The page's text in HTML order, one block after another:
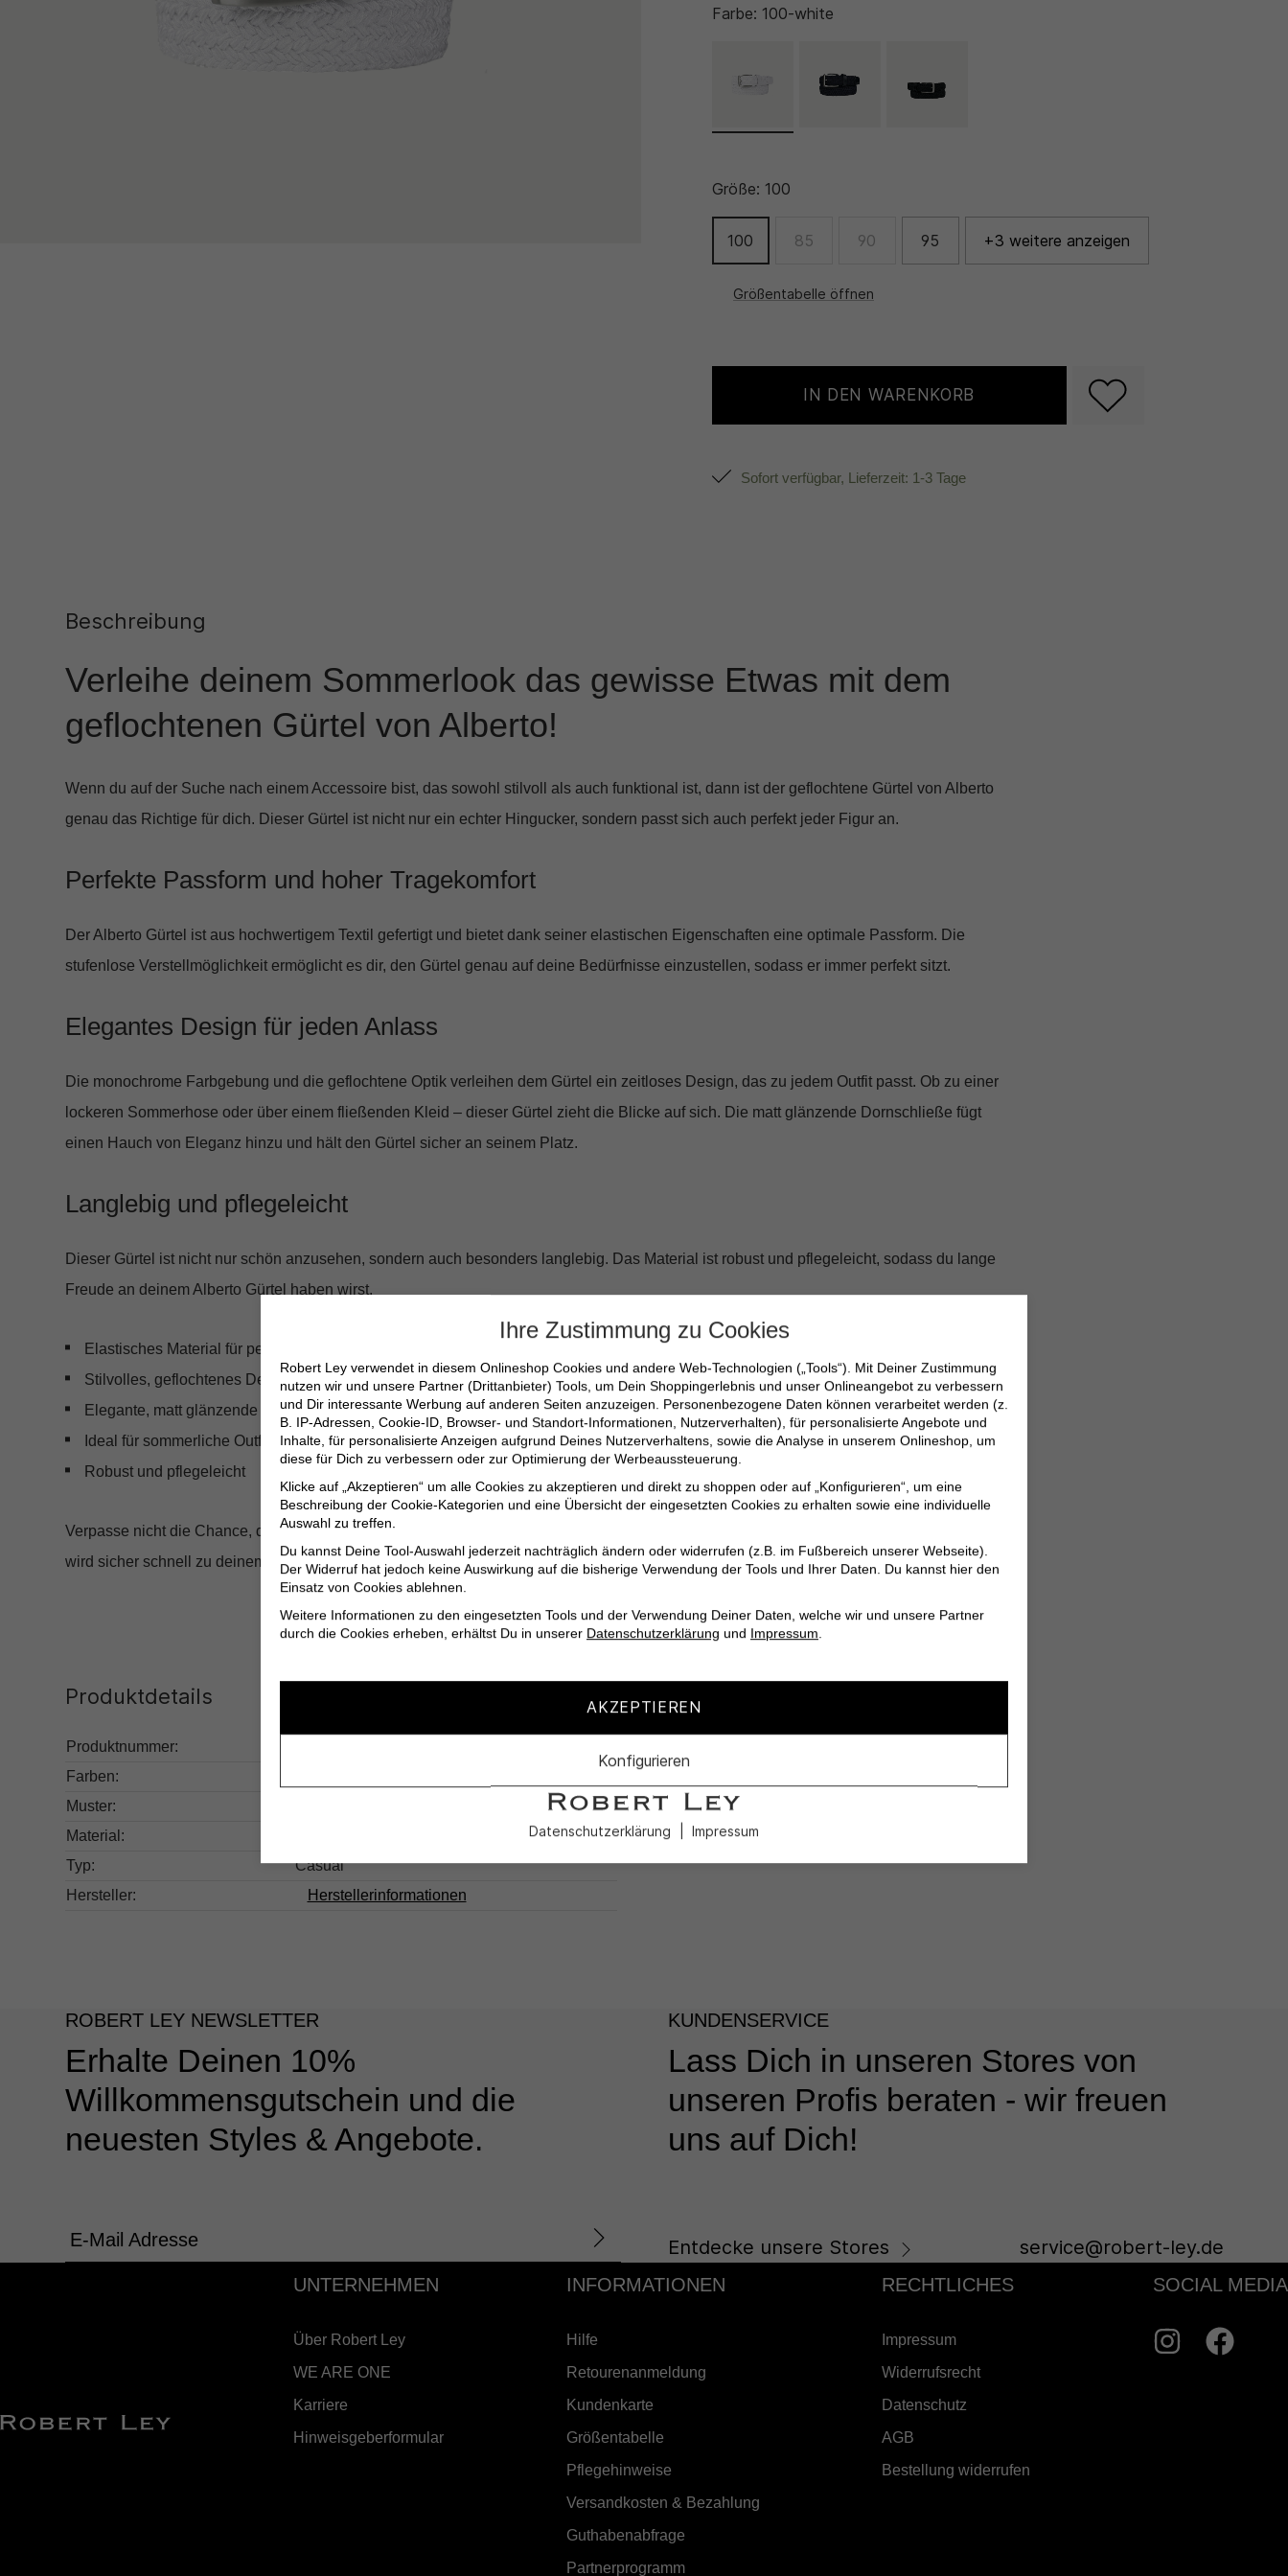
Farbe: 100-white
Größe: 100
100 85 90 95 +3 weitere anzeigen
Größentabelle öffnen
IN DEN WARENKORB
Sofort verfügbar, Lieferzeit: 1-3 Tage
Beschreibung
Verleihe deinem Sommerlook das gewisse Etwas mit dem
geflochtenen Gürtel von Alberto!
Wenn du auf der Suche nach einem Accessoire bist, das sowohl stilvoll als auch funktional ist, dann ist der geflochtene Gürtel von Alberto
genau das Richtige für dich. Dieser Gürtel ist nicht nur ein echter Hingucker, sondern passt sich auch perfekt jeder Figur an.
Perfekte Passform und hoher Tragekomfort
Der Alberto Gürtel ist aus hochwertigem Textil gefertigt und bietet dank seiner elastischen Eigenschaften eine optimale Passform. Die
stufenlose Verstellmöglichkeit ermöglicht es dir, den Gürtel genau auf deine Bedürfnisse einzustellen, sodass er immer perfekt sitzt.
Elegantes Design für jeden Anlass
Die monochrome Farbgebung und die geflochtene Optik verleihen dem Gürtel ein zeitloses Design, das zu jedem Outfit passt. Ob zu einer
lockeren Sommerhose oder über einem fließenden Kleid – dieser Gürtel zieht die Blicke auf sich. Die matt glänzende Dornschließe fügt
einen Hauch von Eleganz hinzu und hält den Gürtel sicher an seinem Platz.
Langlebig und pflegeleicht
Dieser Gürtel ist nicht nur schön anzusehen, sondern auch besonders langlebig. Das Material ist robust und pflegeleicht, sodass du lange
Freude an deinem Alberto Gürtel haben wirst.
Elastisches Material für perfekte Anpassung
Stilvolles, geflochtenes Design
Elegante, matt glänzende Dornschließe
Ideal für sommerliche Outfits
Robust und pflegeleicht
Verpasse nicht die Chance, deinem Sommerlook mit dem geflochtenen Gürtel von Alberto eine stilvolle und praktische Note zu verleihen. Er
wird sicher schnell zu deinem Lieblingsaccessoire!
Produktdetails
Produktnummer:
Farben:
Muster:
Material:
Typ:
Casual
Hersteller:
Herstellerinformationen
ROBERT LEY NEWSLETTER
Erhalte Deinen 10%
Willkommensgutschein und die
neuesten Styles & Angebote.
E-Mail Adresse
KUNDENSERVICE
Lass Dich in unseren Stores von
unseren Profis beraten - wir freuen
uns auf Dich!
Entdecke unsere Stores service@robert-ley.de
UNTERNEHMEN
Über Robert Ley
WE ARE ONE
Karriere
Hinweisgeberformular
INFORMATIONEN
Hilfe
Retourenanmeldung
Kundenkarte
Größentabelle
Pflegehinweise
Versandkosten & Bezahlung
Guthabenabfrage
Partnerprogramm
RECHTLICHES
Impressum
Widerrufsrecht
Datenschutz
AGB
Bestellung widerrufen
SOCIAL MEDIA
Ihre Zustimmung zu Cookies
Robert Ley verwendet in diesem Onlineshop Cookies und andere Web-Technologien („Tools“). Mit Deiner Zustimmung
nutzen wir und unsere Partner (Drittanbieter) Tools, um Dein Shoppingerlebnis und unser Onlineangebot zu verbessern
und Dir interessante Werbung auf anderen Seiten anzuzeigen. Personenbezogene Daten können verarbeitet werden (z.
B. IP-Adressen, Cookie-ID, Browser- und Standort-Informationen, Nutzerverhalten), für personalisierte Angebote und
Inhalte, für personalisierte Anzeigen aufgrund Deines Nutzerverhaltens, sowie die Analyse in unserem Onlineshop, um
diese für Dich zu verbessern oder zur Optimierung der Werbeaussteuerung.
Klicke auf „Akzeptieren“ um alle Cookies zu akzeptieren und direkt zu shoppen oder auf „Konfigurieren“, um eine
Beschreibung der Cookie-Kategorien und eine Übersicht der eingesetzten Cookies zu erhalten sowie eine individuelle
Auswahl zu treffen.
Du kannst Deine Tool-Auswahl jederzeit nachträglich ändern oder widerrufen (z.B. im Fußbereich unserer Webseite).
Der Widerruf hat jedoch keine Auswirkung auf die bisherige Verwendung der Tools und Ihrer Daten. Du kannst hier den
Einsatz von Cookies ablehnen.
Weitere Informationen zu den eingesetzten Tools und der Verwendung Deiner Daten, welche wir und unsere Partner
durch die Cookies erheben, erhältst Du in unserer Datenschutzerklärung und Impressum
AKZEPTIEREN
Konfigurieren
Datenschutzerklärung Impressum